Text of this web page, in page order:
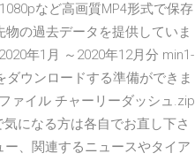
など高画質MP4形式で保存
の過去データを提供していま
年1月 ～2020年12月分 min1-
ダウンロードする準備ができま
ァイル チャーリーダッシュ.zip
になる方は各自でお直し下さ
、関連するニュースやタイア